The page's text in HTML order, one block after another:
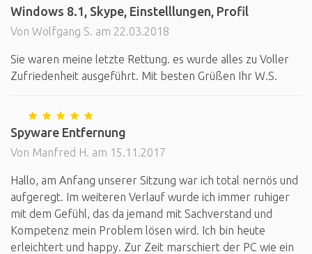
Windows 8.1, Skype, Einstelllungen, Profil
Von Wolfgang S. am 22.03.2018
Sie waren meine letzte Rettung. es wurde alles zu Voller
Zufriedenheit ausgeführt. Mit besten Grüßen Ihr W.S.
Spyware Entfernung
Von Manfred H. am 15.11.2017
Hallo, am Anfang unserer Sitzung war ich total nernös und
aufgeregt. Im weiteren Verlauf wurde ich immer ruhiger
mit dem Gefühl, das da jemand mit Sachverstand und
Kompetenz mein Problem lösen wird. Ich bin heute
erleichtert und happy. Zur Zeit marschiert der PC wie ein